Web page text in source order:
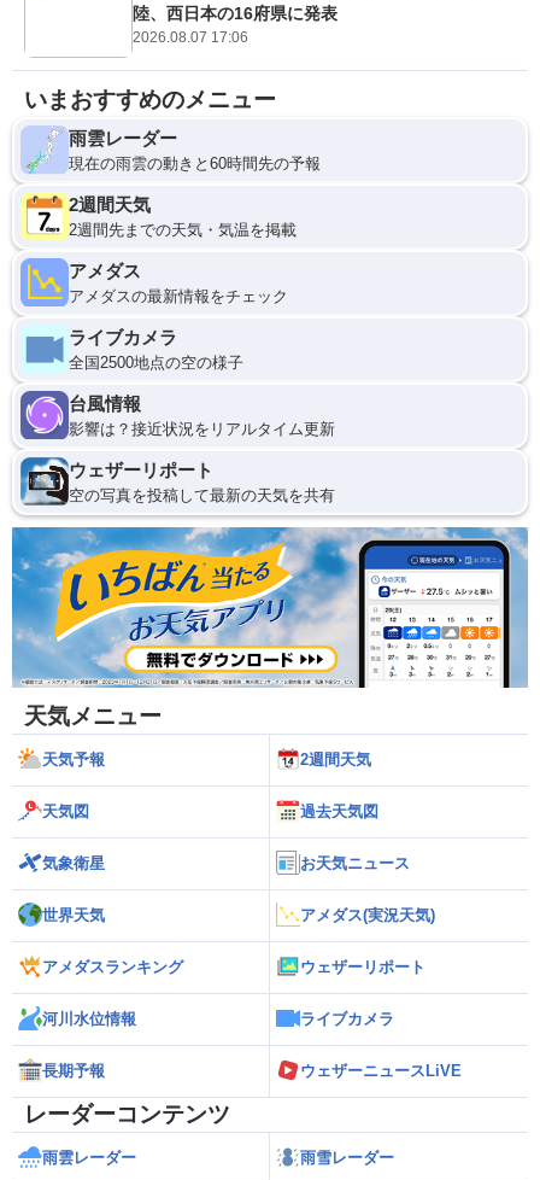
陸、西日本の16府県に発表
2026.08.07 17:06
いまおすすめのメニュー
雨雲レーダー
現在の雨雲の動きと60時間先の予報
2週間天気
2週間先までの天気・気温を掲載
アメダス
アメダスの最新情報をチェック
ライブカメラ
全国2500地点の空の様子
台風情報
影響は？接近状況をリアルタイム更新
ウェザーリポート
空の写真を投稿して最新の天気を共有
天気メニュー
天気予報 2週間天気
天気図 過去天気図
気象衛星 お天気ニュース
世界天気 アメダス(実況天気)
アメダスランキング ウェザーリポート
河川水位情報 ライブカメラ
長期予報 ウェザーニュースLiVE
レーダーコンテンツ
雨雲レーダー 雨雪レーダー